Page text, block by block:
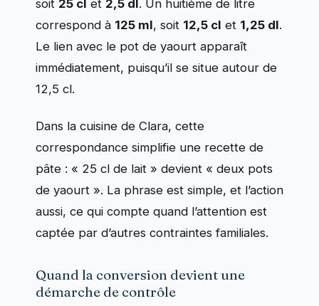
soit 25 cl et 2,5 dl. Un huitième de litre
correspond à 125 ml, soit 12,5 cl et 1,25 dl.
Le lien avec le pot de yaourt apparaît
immédiatement, puisqu’il se situe autour de
12,5 cl.
Dans la cuisine de Clara, cette
correspondance simplifie une recette de
pâte : « 25 cl de lait » devient « deux pots
de yaourt ». La phrase est simple, et l’action
aussi, ce qui compte quand l’attention est
captée par d’autres contraintes familiales.
Quand la conversion devient une
démarche de contrôle